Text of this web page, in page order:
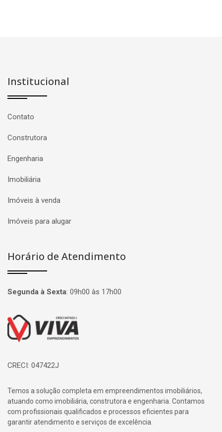
Institucional
Contato
Construtora
Engenharia
Imobiliária
Imóveis à venda
Imóveis para alugar
Horário de Atendimento
Segunda à Sexta: 09h00 às 17h00
Página inicial
CRECI: 047422J
Temos a solução completa em empreendimentos imobiliários,
atuando como imobiliária, construtora e engenharia. Contamos
com profissionais qualificados e processos eficientes para
garantir atendimento e serviços de excelência.